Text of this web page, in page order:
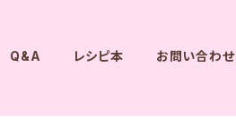
Q&A レシピ本 お問い合わせ